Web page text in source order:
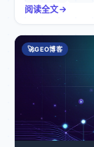
阅读全文
🚀GEO博客